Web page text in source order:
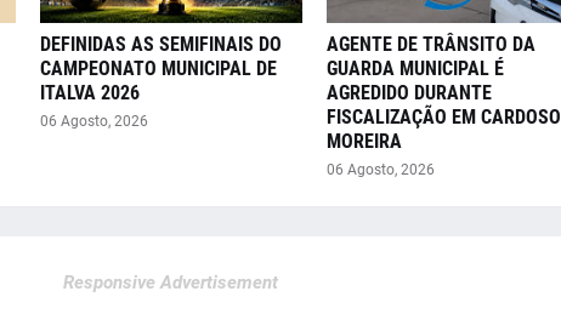
DEFINIDAS AS SEMIFINAIS DO
CAMPEONATO MUNICIPAL DE
ITALVA 2026
06 Agosto, 2026
AGENTE DE TRÂNSITO DA
GUARDA MUNICIPAL É
AGREDIDO DURANTE
FISCALIZAÇÃO EM CARDOSO
MOREIRA
06 Agosto, 2026
Responsive Advertisement